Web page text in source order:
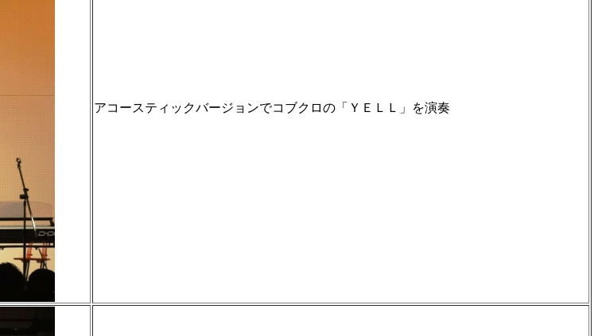
アコースティックバージョンでコブクロの「ＹＥＬＬ」を演奏